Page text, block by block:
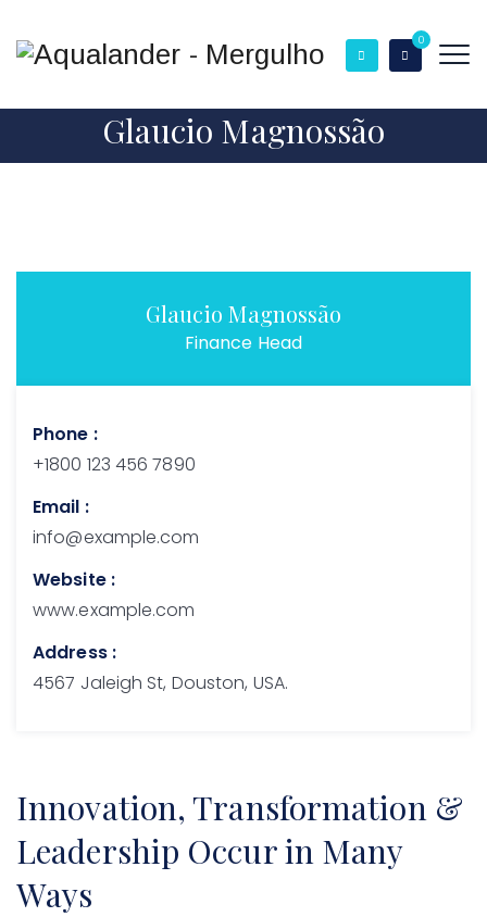
0
Glaucio Magnossão
Glaucio Magnossão
Finance Head
Phone :
+1800 123 456 7890
Email :
info@example.com
Website :
www.example.com
Address :
4567 Jaleigh St, Douston, USA.
Innovation, Transformation &
Leadership Occur in Many
Ways